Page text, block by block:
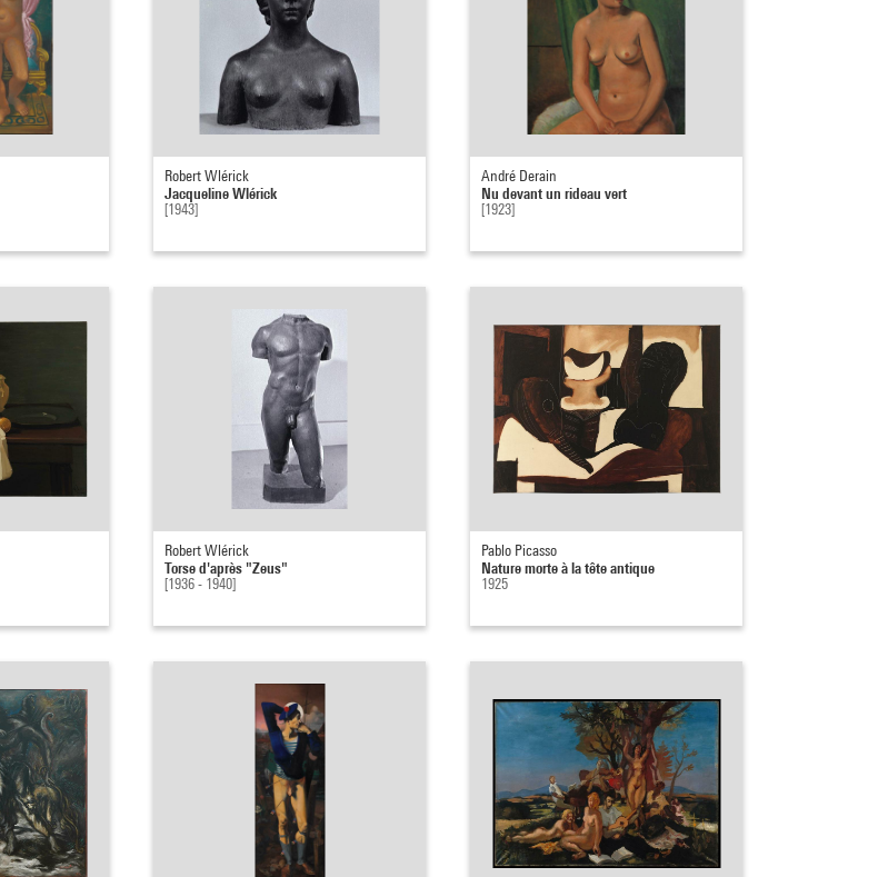
Robert Wlérick
Jacqueline Wlérick
[1943]
André Derain
Nu devant un rideau vert
[1923]
Robert Wlérick
Torse d'après "Zeus"
[1936 - 1940]
Pablo Picasso
Nature morte à la tête antique
1925